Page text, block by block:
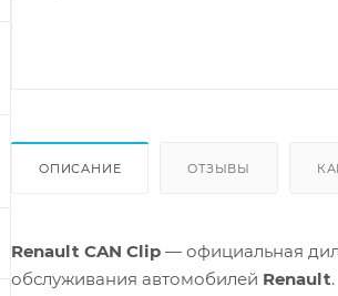
ОПИСАНИЕ ОТЗЫВЫ
Renault CAN Clip — официальная
обслуживания автомобилей Renault.